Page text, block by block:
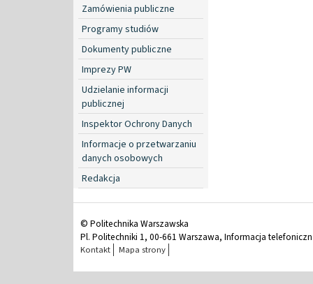
Zamówienia publiczne
Programy studiów
Dokumenty publiczne
Imprezy PW
Udzielanie informacji
publicznej
Inspektor Ochrony Danych
Informacje o przetwarzaniu
danych osobowych
Redakcja
© Politechnika Warszawska
Pl. Politechniki 1, 00-661 Warszawa, Informacja
Kontakt Mapa strony